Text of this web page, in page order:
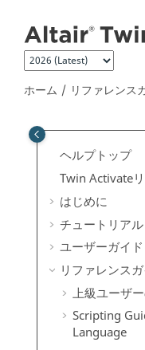
ホーム リファレンス
ヘルプトップ
Twin Activate
はじめに
チュートリアル
ユーザーガイド
リファレンス
上級ユーザ
Scripting
Language